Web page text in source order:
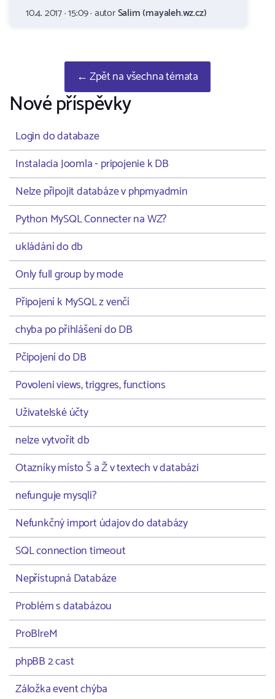
10.4. 2017 · 15:09 · autorSalim (mayaleh.wz.cz)
← Zpět na všechna témata
Nové příspěvky
Login do databaze
Instalacia Joomla - pripojenie k DB
Nelze připojit databáze v phpmyadmin
Python MySQL Connecter na WZ?
ukládání do db
Only full group by mode
Připojení k MySQL z venčí
chyba po přihlášení do DB
Pčipojení do DB
Povoleni views, triggres, functions
Uživatelské účty
nelze vytvořit db
Otazníky místo Š a Ž v textech v databázi
nefunguje mysqli?
Nefunkčný import údajov do databázy
SQL connection timeout
Nepřístupná Databáze
Problém s databázou
ProBlreM
phpBB 2 cast
Záložka event chýba